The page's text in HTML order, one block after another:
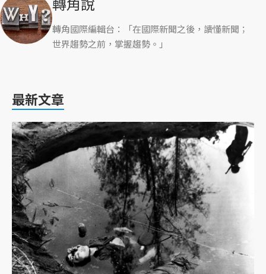
轉角國際編輯台：「在國際新聞之後，讀懂新聞；
世界趨勢之前，掌握趨勢。」
最新文章